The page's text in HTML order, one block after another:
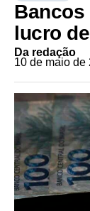
Bancos
lucro
Da redação
10 de maio de